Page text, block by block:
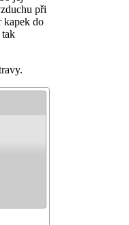
při
kapek do
tak